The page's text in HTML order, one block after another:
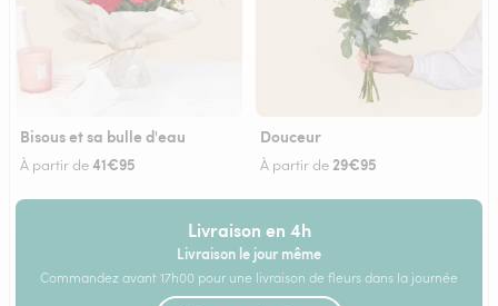
Bisous et sa bulle d'eau
À partir de41€95
Douceur
À partir de29€95
Livraison en 4h
Livraison le jour même
Commandez avant 17h00 pour une livraison de fleurs dans la journée